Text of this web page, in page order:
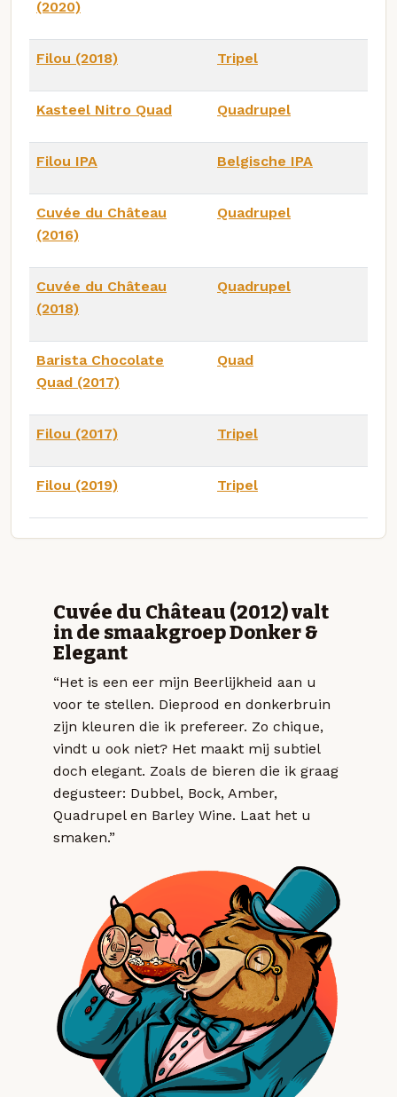
(2020)
Filou (2018) Tripel
Kasteel Nitro Quad Quadrupel
Filou IPA Belgische IPA
Cuvée du Château
(2016)
Quadrupel
Cuvée du Château
(2018)
Quadrupel
Barista Chocolate
Quad (2017)
Quad
Filou (2017) Tripel
Filou (2019) Tripel
Cuvée du Château (2012) valt
in de smaakgroep Donker &
Elegant
“Het is een eer mijn Beerlijkheid aan u
voor te stellen. Dieprood en donkerbruin
zijn kleuren die ik prefereer. Zo chique,
vindt u ook niet? Het maakt mij subtiel
doch elegant. Zoals de bieren die ik graag
degusteer: Dubbel, Bock, Amber,
Quadrupel en Barley Wine. Laat het u
smaken.”